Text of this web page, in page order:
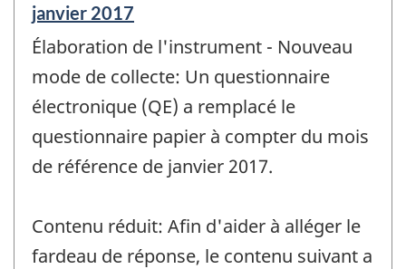
Période
de
référence
de
-
janvier 2017
Élaboration de l'instrument - Nouveau
mode de collecte: Un questionnaire
électronique (QE) a remplacé le
questionnaire papier à compter du mois
de référence de janvier 2017.
Contenu réduit: Afin d'aider à alléger le
fardeau de réponse, le contenu suivant a